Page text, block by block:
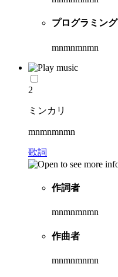
プログラミング
mnmnmnmn
2
ミンカリ
mnmnmnmn
歌詞
作詞者
mnmnmnmn
作曲者
mnmnmnmn